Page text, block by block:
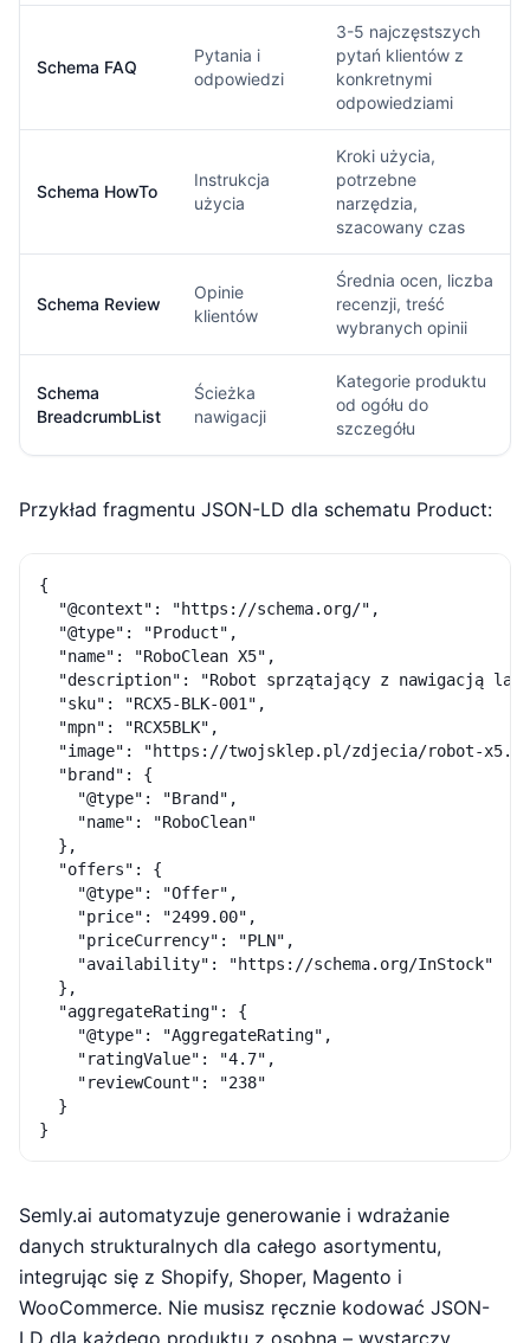
Schema FAQ
Pytania i
odpowiedzi
3-5 najczęstszych
pytań klientów z
konkretnymi
odpowiedziami
Schema HowTo
Instrukcja
użycia
Kroki użycia,
potrzebne
narzędzia,
szacowany czas
Schema Review
Opinie
klientów
Średnia ocen, liczba
recenzji, treść
wybranych opinii
Schema
BreadcrumbList
Ścieżka
nawigacji
Kategorie produktu
od ogółu do
szczegółu
Przykład fragmentu JSON-LD dla schematu Product:
{
  "@context": "https://schema.org/",
  "@type": "Product",
  "name": "RoboClean X5",
"description": "Robot sprzątający z nawigacją
  "sku": "RCX5-BLK-001",
  "mpn": "RCX5BLK",
"image": "https://twojsklep.pl/zdjecia/robot-
  "brand": {
    "@type": "Brand",
    "name": "RoboClean"
  },
  "offers": {
    "@type": "Offer",
    "price": "2499.00",
    "priceCurrency": "PLN",
    "availability": "https://schema.org/InStock"
  },
  "aggregateRating": {
    "@type": "AggregateRating",
    "ratingValue": "4.7",
    "reviewCount": "238"
  }
Semly.ai automatyzuje generowanie i wdrażanie
danych strukturalnych dla całego asortymentu,
integrując się z Shopify, Shoper, Magento i
WooCommerce. Nie musisz ręcznie kodować JSON-
LD dla każdego produktu z osobna – wystarczy